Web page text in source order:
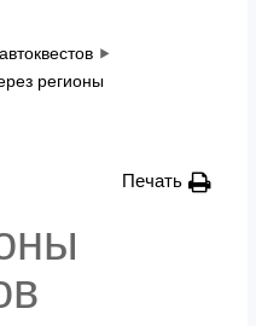
регионы
Печать